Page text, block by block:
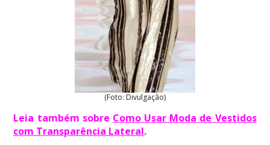
(Foto: Divulgação)
Leia também sobre Como Usar Moda de Vestidos
com Transparência Lateral.